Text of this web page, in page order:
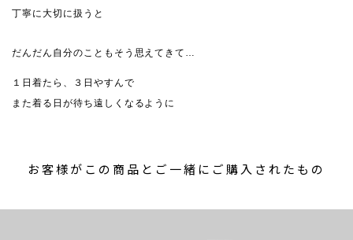
丁寧に大切に扱うと
だんだん自分のこともそう思えてきて…
１日着たら、３日やすんで
また着る日が待ち遠しくなるように
お客様がこの商品とご一緒にご購入されたもの